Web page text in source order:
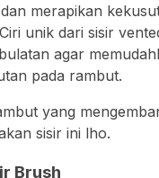
merapikan
unik dari sisir
agar
pada rambut.
yang
sisir ini lho.
Brush